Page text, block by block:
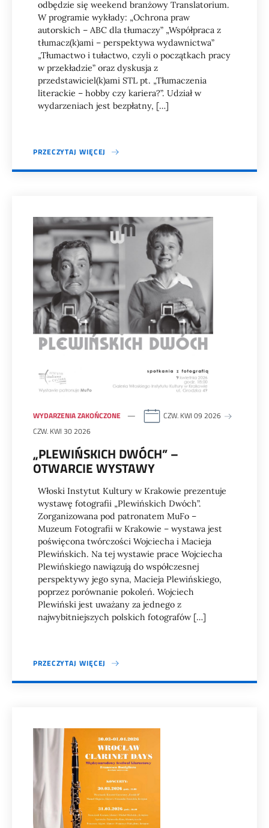
odbędzie się weekend branżowy Translatorium.
W programie wykłady: „Ochrona praw
autorskich – ABC dla tłumaczy” „Współpraca z
tłumacz(k)ami – perspektywa wydawnictwa”
„Tłumactwo i tułactwo, czyli o początkach pracy
w przekładzie” oraz dyskusja z
przedstawiciel(k)ami STL pt. „Tłumaczenia
literackie – hobby czy kariera?”. Udział w
wydarzeniach jest bezpłatny, […]
PRZECZYTAJ WIĘCEJ
WYDARZENIA ZAKOŃCZONE
CZW. KWI 09 2026
CZW. KWI 30 2026
„PLEWIŃSKICH DWÓCH” –
OTWARCIE WYSTAWY
Włoski Instytut Kultury w Krakowie prezentuje
wystawę fotografii „Plewińskich Dwóch”.
Zorganizowana pod patronatem MuFo –
Muzeum Fotografii w Krakowie – wystawa jest
poświęcona twórczości Wojciecha i Macieja
Plewińskich. Na tej wystawie prace Wojciecha
Plewińskiego nawiązują do współczesnej
perspektywy jego syna, Macieja Plewińskiego,
poprzez porównanie pokoleń. Wojciech
Plewiński jest uważany za jednego z
najwybitniejszych polskich fotografów […]
PRZECZYTAJ WIĘCEJ